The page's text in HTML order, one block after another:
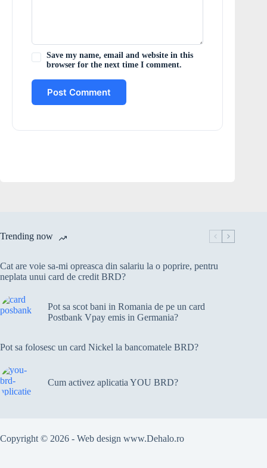
Save my name, email and website in this
browser for the next time I comment.
Post Comment
Trending now
Cat are voie sa-mi opreasca din salariu la o poprire, pentru
neplata unui card de credit BRD?
Pot sa scot bani in Romania de pe un card
Postbank Vpay emis in Germania?
Pot sa folosesc un card Nickel la bancomatele BRD?
Cum activez aplicatia YOU BRD?
Copyright © 2026 - Web design www.Dehalo.ro